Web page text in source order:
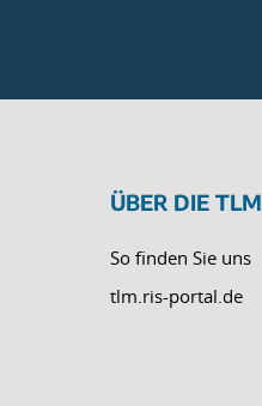
ÜBER DIE TLM
So finden Sie uns
tlm.ris-portal.de